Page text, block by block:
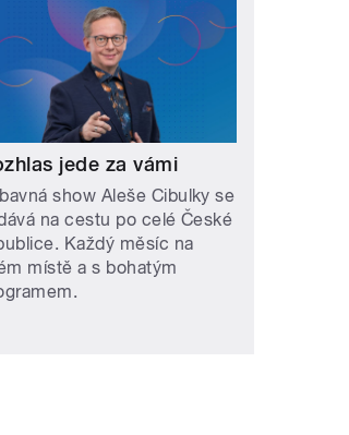
jede za vámi
show Aleše Cibulky se
na cestu po celé České
Každý měsíc na
místě a s bohatým